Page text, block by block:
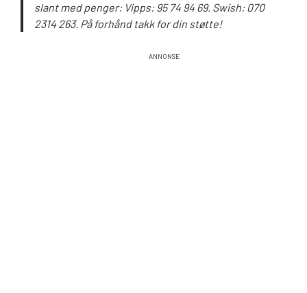
slant med penger: Vipps: 95 74 94 69. Swish: 070
2314 263. På forhånd takk for din støtte!